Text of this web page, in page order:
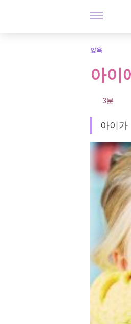
양육
아이
3분
아이가